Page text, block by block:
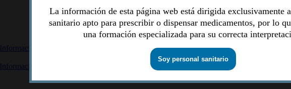
Información lectores
Información autores
La información de esta página web está dirigida exclusivamente
sanitario apto para prescribir o dispensar medicamentos, por lo
una formación especializada para su correcta
Soy personal sanitario